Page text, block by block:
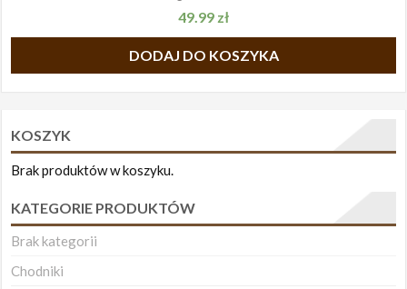
49.99 zł
DODAJ DO KOSZYKA
KOSZYK
Brak produktów w koszyku.
KATEGORIE PRODUKTÓW
Brak kategorii
Chodniki